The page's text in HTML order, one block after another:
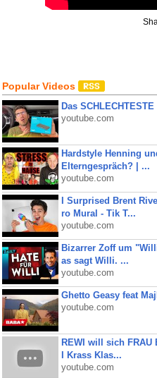
Popular Videos
Das
youtube.com
Hardstyle Henning
Elterngespräch? | ...
youtube.com
I Surprised Brent
ro Mural - Tik T...
youtube.com
Bizarrer Zoff um
as sagt Willi. ...
youtube.com
Ghetto Geasy feat
youtube.com
REWI will sich FRAU
I Krass Klas...
youtube.com